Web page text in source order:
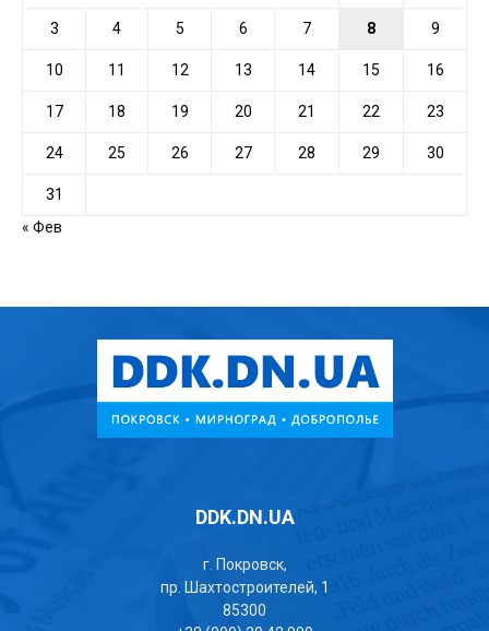
3 4 5 6 7 8 9
10 11 12 13 14 15 16
17 18 19 20 21 22 23
24 25 26 27 28 29 30
31
« Фев
DDK.DN.UA
г. Покровск,
пр. Шахтостроителей, 1
85300